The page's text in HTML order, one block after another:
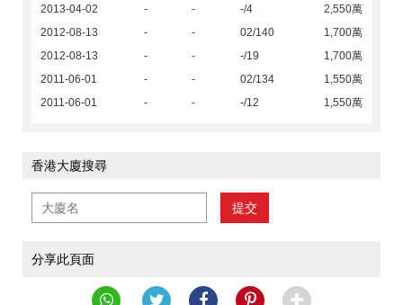
2013-04-02
- - -/4
2,550萬
2012-08-13
- - 02/140
1,700萬
2012-08-13
- - -/19
1,700萬
2011-06-01
- - 02/134
1,550萬
2011-06-01
- - -/12 1,550萬
香港大廈搜尋
提交
分享此頁面